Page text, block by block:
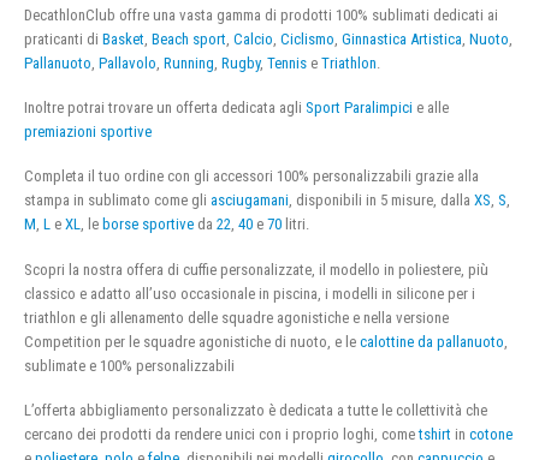
DecathlonClub offre una vasta gamma di prodotti 100% sublimati dedicati ai
praticanti di Basket Beach sport Calcio Ciclismo Ginnastica Artistica Nuoto
Pallanuoto Pallavolo Running Rugby, Tennis e Triathlon
Inoltre potrai trovare un offerta dedicata agli Sport Paralimpici e alle
premiazioni sportive
Completa il tuo ordine con gli accessori 100% personalizzabili grazie alla
stampa in sublimato come gli asciugamani, disponibili in 5 misure, dalla XS, S,
M, L e XL, le borse sportive da 22, 40 e 70 litri.
Scopri la nostra offera di cuffie personalizzate, il modello in poliestere, più
classico e adatto all’uso occasionale in piscina, i modelli in silicone per i
triathlon e gli allenamento delle squadre agonistiche e nella versione
Competition per le squadre agonistiche di nuoto, e le calottine da pallanuoto
sublimate e 100% personalizzabili
L’offerta abbigliamento personalizzato è dedicata a tutte le collettività che
cercano dei prodotti da rendere unici con i proprio loghi, cometshirt in cotone